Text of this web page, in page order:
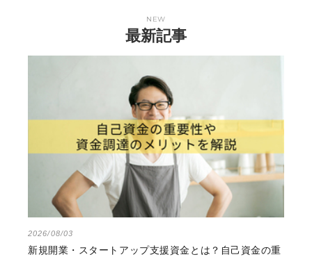
NEW
最新記事
2026/08/03
新規開業・スタートアップ支援資金とは？自己資金の重